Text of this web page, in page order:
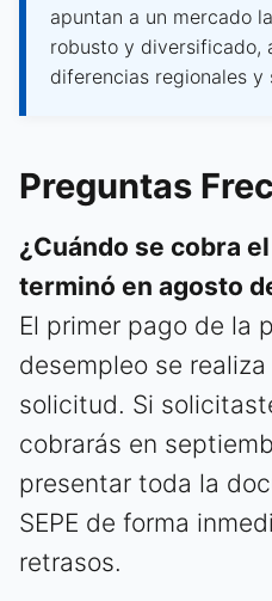
apuntan a un mercado
robusto y diversificado,
diferencias regionales y
Preguntas
¿Cuándo se cobra
terminó en agosto
El primer pago de la
desempleo se
solicitud. Si
cobrarás en
presentar toda la
SEPE de forma
retrasos.